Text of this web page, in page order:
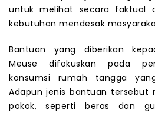
untuk melihat secara faktual
kebutuhan mendesak
Bantuan yang diberikan
Meuse difokuskan pada
konsumsi rumah tangga
Adapun jenis bantuan tersebut
pokok, seperti beras dan